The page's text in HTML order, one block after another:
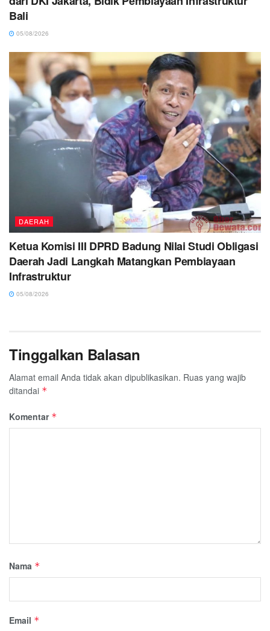
Bali
05/08/2026
DAERAH
Ketua Komisi III DPRD Badung Nilai Studi Obligasi
Daerah Jadi Langkah Matangkan Pembiayaan
Infrastruktur
05/08/2026
Tinggalkan Balasan
Alamat email Anda tidak akan dipublikasikan. Ruas yang wajib
ditandai *
Komentar *
Nama *
Email *